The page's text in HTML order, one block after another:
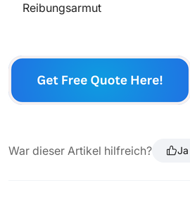
Reibungsarmut
War dieser Artikel hilfreich? Ja